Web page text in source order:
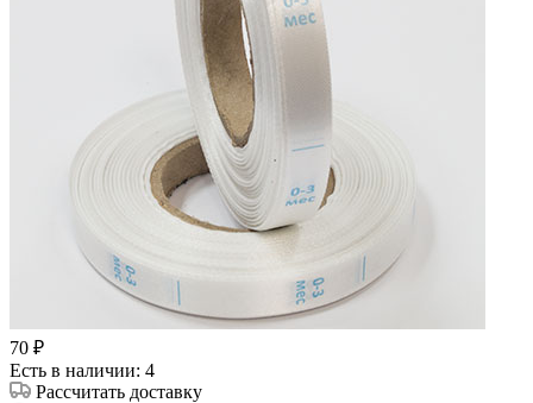
70 ₽
Есть в наличии: 4
Рассчитать доставку